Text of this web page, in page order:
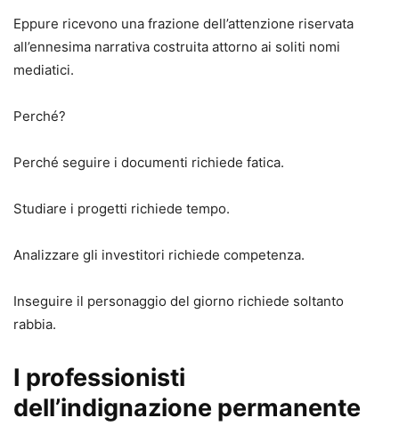
Eppure ricevono una frazione dell’attenzione riservata
all’ennesima narrativa costruita attorno ai soliti nomi
mediatici.
Perché?
Perché seguire i documenti richiede fatica.
Studiare i progetti richiede tempo.
Analizzare gli investitori richiede competenza.
Inseguire il personaggio del giorno richiede soltanto
rabbia.
I professionisti
dell’indignazione permanente